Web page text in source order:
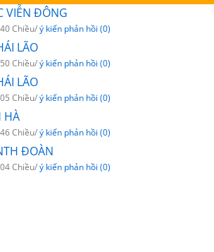
VIỄN ĐÔNG
Chiều/ý kiến phản hồi (0)
LÃO
Chiều/ý kiến phản hồi (0)
LÃO
Chiều/ý kiến phản hồi (0)
HÀ
Chiều/ý kiến phản hồi (0)
ĐOÀN
Chiều/ý kiến phản hồi (0)